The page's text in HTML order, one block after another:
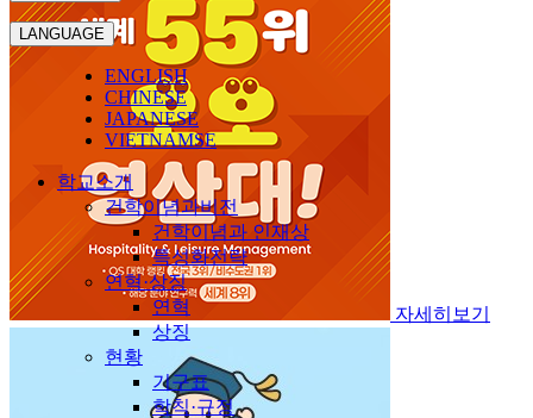
자세히보기
LANGUAGE
ENGLISH
CHINESE
JAPANESE
VIETNAMSE
학교소개
건학이념과비전
건학이념과 인재상
특성화전략
연혁·상징
연혁
상징
현황
기구표
학칙·규정